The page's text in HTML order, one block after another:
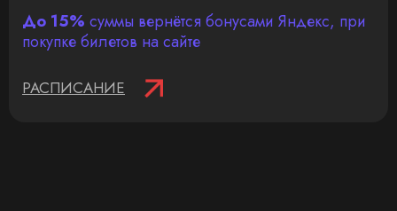
До 15% суммы вернётся бонусами Яндекс, при
покупке билетов на сайте
РАСПИСАНИЕ